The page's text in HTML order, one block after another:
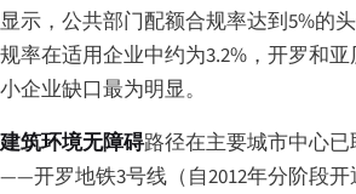
显示，公共部门配额合规率达到5%的
规率在适用企业中约为3.2%，开罗和
小企业缺口最为明显。
建筑环境无障碍路径在主要城市中心
——开罗地铁3号线（自2012年分阶段